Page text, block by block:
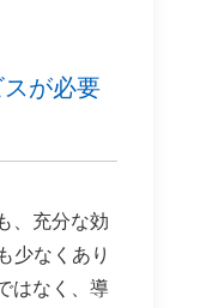
が必要
、充分な効
少なくあり
はなく、導